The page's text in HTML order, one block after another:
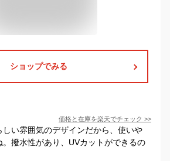
ショップでみる
価格と在庫を楽天でチェック >>
しい雰囲気のデザインだから、使いや
撥水性があり、UVカットができるの